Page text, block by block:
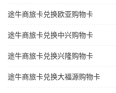
途牛商旅卡兑换欧亚购物卡
途牛商旅卡兑换中兴购物卡
途牛商旅卡兑换兴隆购物卡
途牛商旅卡兑换大福源购物卡